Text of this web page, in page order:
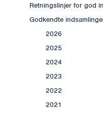
Retningslinjer for god
Godkendte
2026
2025
2024
2023
2022
2021